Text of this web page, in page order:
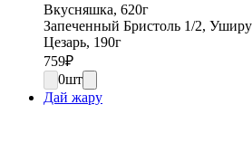
Вкусняшка, 620г
Запеченный Бристоль 1/2,
Цезарь, 190г
759₽
0шт
Дай жару